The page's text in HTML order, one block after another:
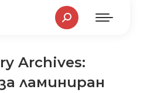
Search:
Archives:
ламиниран